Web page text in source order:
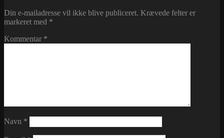
Din e-mailadresse vil ikke blive publiceret. Krævede felter er
markeret med *
Kommentar *
Navn *